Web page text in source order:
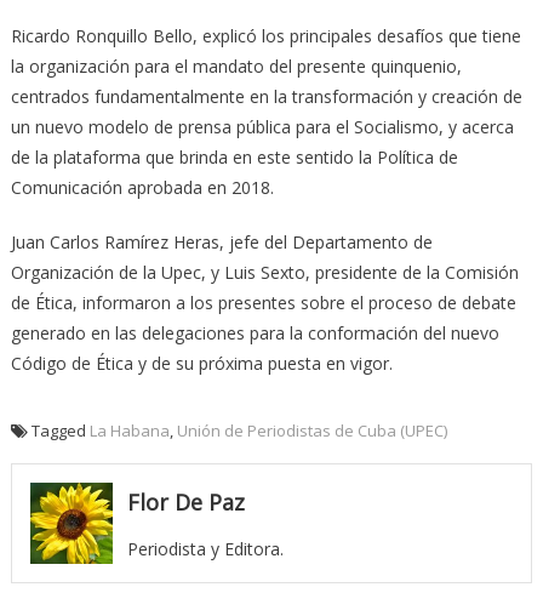
Ricardo Ronquillo Bello, explicó los principales desafíos que tiene
la organización para el mandato del presente quinquenio,
centrados fundamentalmente en la transformación y creación de
un nuevo modelo de prensa pública para el Socialismo, y acerca
de la plataforma que brinda en este sentido la Política de
Comunicación aprobada en 2018.
Juan Carlos Ramírez Heras, jefe del Departamento de
Organización de la Upec, y Luis Sexto, presidente de la Comisión
de Ética, informaron a los presentes sobre el proceso de debate
generado en las delegaciones para la conformación del nuevo
Código de Ética y de su próxima puesta en vigor.
Tagged La Habana, Unión de Periodistas de Cuba (UPEC)
Flor De Paz
Periodista y Editora.